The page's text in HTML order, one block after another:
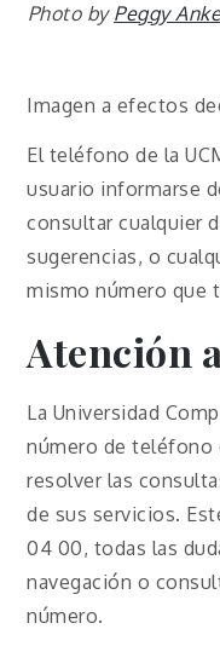
Photo by Peggy Anke
Imagen a efectos
El teléfono de la
usuario informarse
consultar cualquier
sugerencias, o
mismo número que
Atención
La Universidad
número de teléfono
resolver las
de sus servicios.
04 00, todas las
navegación o
número.